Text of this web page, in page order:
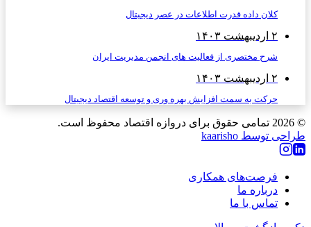
کلان داده قدرت اطلاعات در عصر دیجیتال
۲ اردیبهشت ۱۴۰۳
شرح مختصری از فعالیت های انجمن مدیریت ایران
۲ اردیبهشت ۱۴۰۳
حرکت به سمت افزایش بهره وری و توسعه اقتصاد دیجیتال
© 2026
تمامی حقوق برای دروازه اقتصاد محفوظ است.
طراحی توسط kaarisho
فرصت‌های همکاری
درباره ما
تماس با ما